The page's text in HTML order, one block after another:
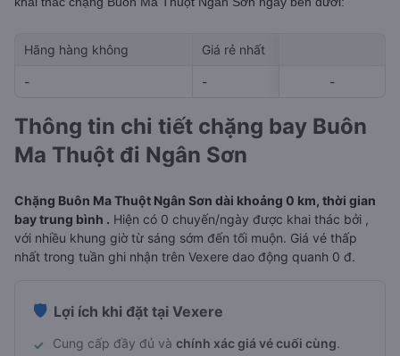
Hãng hàng không Giá rẻ nhất
- - -
-
Thông tin chi tiết chặng bay Buôn
Ma Thuột đi Ngân Sơn
Chặng Buôn Ma Thuột Ngân Sơn dài khoảng 0 km, thời gian
bay trung bình . Hiện có 0 chuyến/ngày được khai thác bởi ,
với nhiều khung giờ từ sáng sớm đến tối muộn. Giá vé thấp
nhất trong tuần ghi nhận trên Vexere dao động quanh 0 đ.
🛡️ Lợi ích khi đặt tại Vexere
✓ Cung cấp đầy đủ và chính xác giá vé cuối cùng.